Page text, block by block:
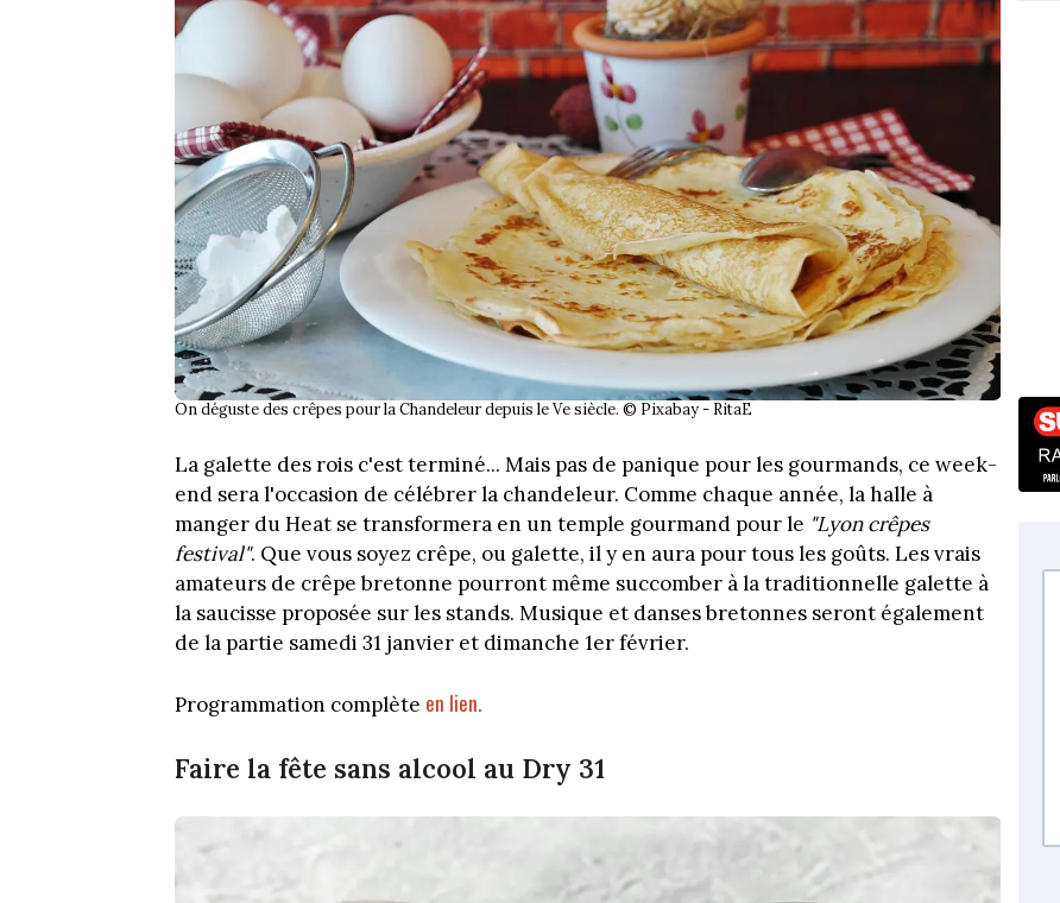
On déguste des crêpes pour la Chandeleur depuis le Ve siècle. © Pixabay - RitaE
La galette des rois c'est terminé... Mais pas de panique pour les gourmands, ce week-
end sera l'occasion de célébrer la chandeleur. Comme chaque année, la halle à
manger du Heat se transformera en un temple gourmand pour le "Lyon crêpes
festival". Que vous soyez crêpe, ou galette, il y en aura pour tous les goûts. Les vrais
amateurs de crêpe bretonne pourront même succomber à la traditionnelle galette à
la saucisse proposée sur les stands. Musique et danses bretonnes seront également
de la partie samedi 31 janvier et dimanche 1er février.
Programmation complète en lien.
Faire la fête sans alcool au Dry 31